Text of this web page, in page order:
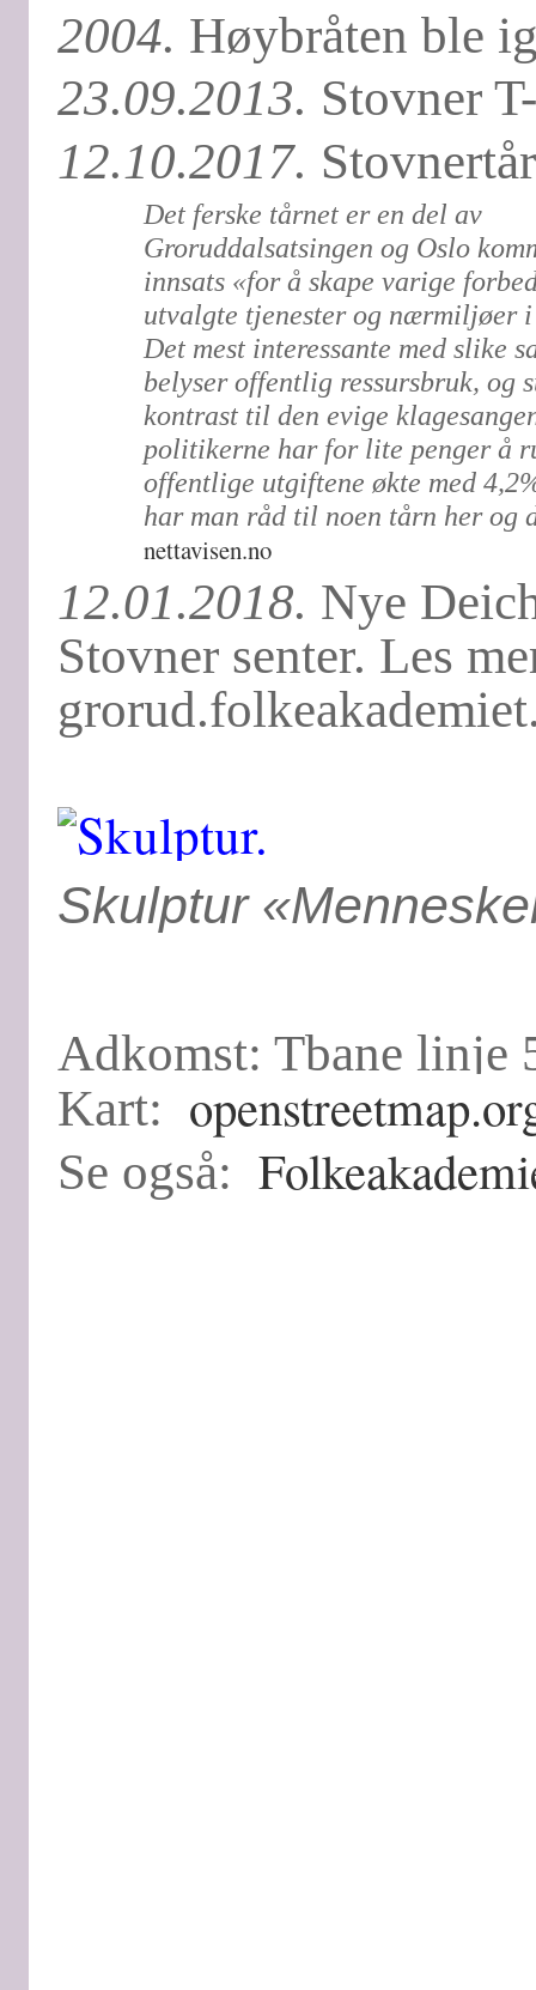
2004. Høybråten ble
23.09.2013. Stovner
12.10.2017.
Det ferske tårnet er en del av
Groruddalsatsingen og Oslo
innsats «for å skape varige
utvalgte tjenester og nærmiljøer
Det mest interessante med slike
belyser offentlig ressursbruk, og
kontrast til den evige
politikerne har for lite penger å
offentlige utgiftene økte med
har man råd til noen tårn her
nettavisen.no
12.01.2018. Nye
Stovner senter. Les
Skulptur
Adkomst: Tbane
Kart:
Se også: